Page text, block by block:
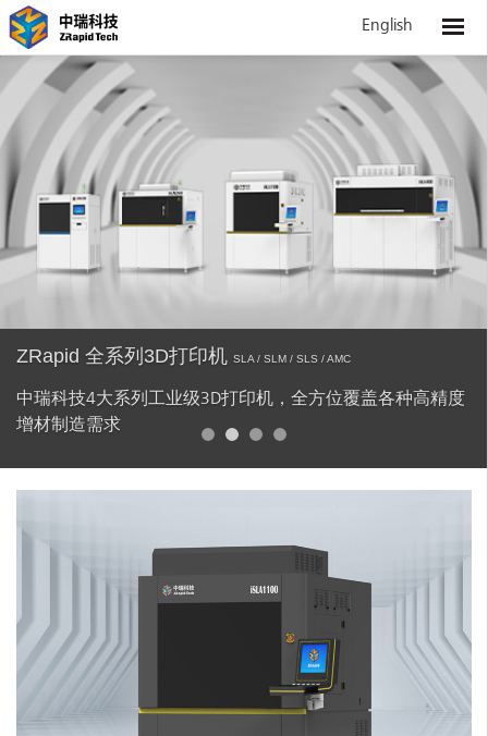
English
ZRapid 全系列3D打印机 SLA / SLM / SLS / AMC
中瑞科技4大系列工业级3D打印机，全方位覆盖各种高精度
增材制造需求